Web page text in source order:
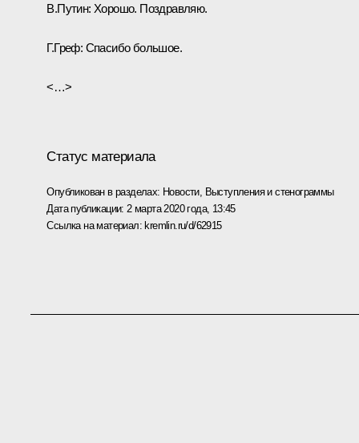
В.Путин: Хорошо. Поздравляю.
Г.Греф: Спасибо большое.
<…>
Статус материала
Опубликован в разделах: Новости, Выступления и стенограммы
Дата публикации: 2 марта 2020 года, 13:45
Ссылка на материал: kremlin.ru/d/62915